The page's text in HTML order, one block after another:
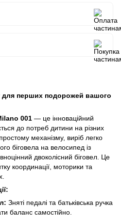
для перших подорожей вашого
001 — це інноваційний
до потреб дитини на різних
механізму, виріб легко
біговела на велосипед із
двоколісний біговел. Це
координації, моторики та
Зняті педалі та батьківська ручка
баланс самостійно.